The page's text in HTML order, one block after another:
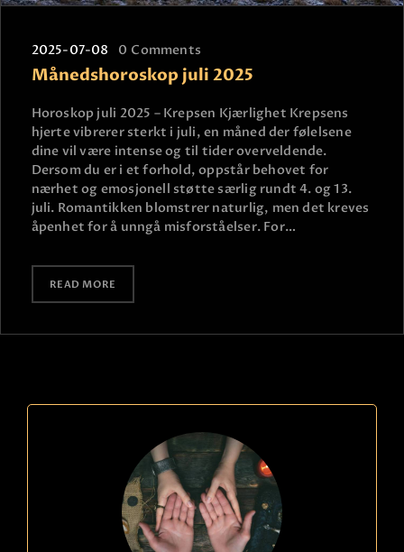
2025-07-08 0 Comments
Månedshoroskop juli 2025
Horoskop juli 2025 – Krepsen Kjærlighet Krepsens
hjerte vibrerer sterkt i juli, en måned der følelsene
dine vil være intense og til tider overveldende.
Dersom du er i et forhold, oppstår behovet for
nærhet og emosjonell støtte særlig rundt 4. og 13.
juli. Romantikken blomstrer naturlig, men det kreves
åpenhet for å unngå misforståelser. For…
READ MORE